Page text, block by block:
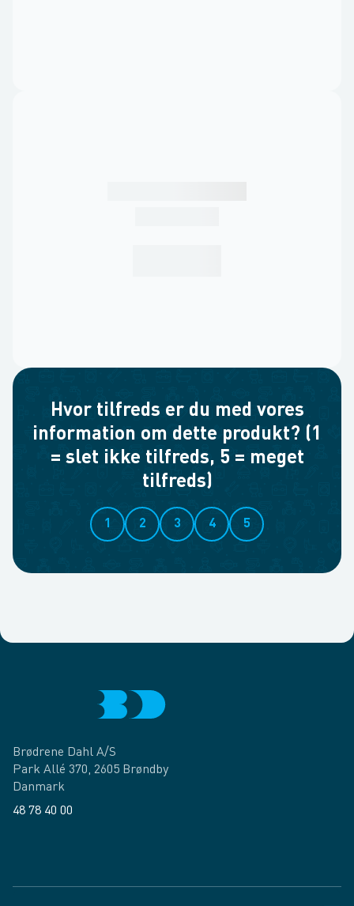
Hvor tilfreds er du med vores
information om dette produkt? (1
= slet ikke tilfreds, 5 = meget
tilfreds)
1 2 3 4 5
Brødrene Dahl A/S
Park Allé 370, 2605 Brøndby
Danmark
48 78 40 00